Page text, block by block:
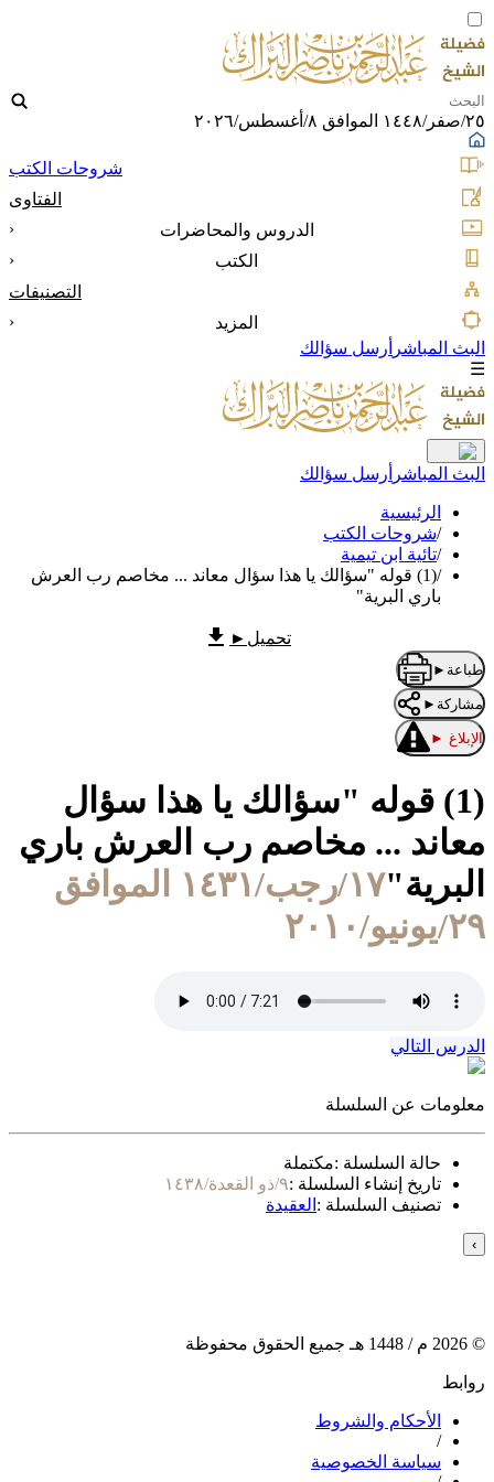
٢٥/صفر/١٤٤٨ الموافق ٨/أغسطس/٢٠٢٦
شروحات الكتب
الفتاوى
الدروس والمحاضرات
‹
الكتب
‹
التصنيفات
المزيد
‹
البث المباشر أرسل سؤالك
☰
البث المباشر أرسل سؤالك
الرئيسية
/شروحات الكتب
/تائية ابن تيمية
/
(1) قوله "سؤالك يا هذا سؤال معاند ... مخاصم رب العرش
باري البرية"
تحميل ►
طباعة ►
مشاركة ►
الإبلاغ ►
(1) قوله "سؤالك يا هذا سؤال
معاند ... مخاصم رب العرش باري
البرية"
١٧/رجب/١٤٣١ الموافق
٢٩/يونيو/٢٠١٠
الدرس التالي
معلومات عن السلسلة
حالة السلسلة :مكتملة
تاريخ إنشاء السلسلة :٩/ذو القعدة/١٤٣٨
تصنيف السلسلة : العقيدة
›
©
2026 م / 1448 هـ جميع الحقوق محفوظة
روابط
الأحكام والشروط
/
سياسة الخصوصية